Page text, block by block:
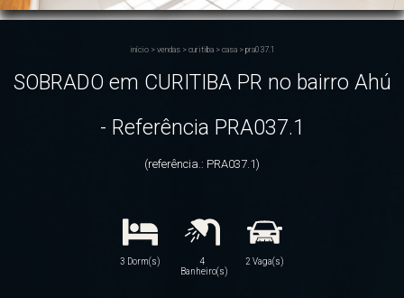
início> vendas> curitiba> casa> pra037.1
SOBRADO em CURITIBA PR no bairro Ahú
- Referência PRA037.1
(referência.: PRA037.1)
3 Dorm(s)
4
Banheiro(s)
2 Vaga(s)